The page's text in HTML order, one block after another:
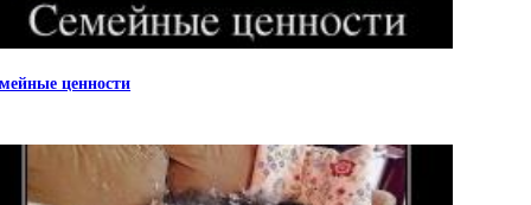
ценности